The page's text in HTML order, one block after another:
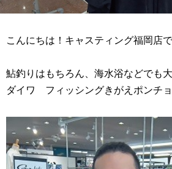
こんにちは！キャスティング福岡店で
鮎釣りはもちろん、海水浴などでも大
ダイワ フィッシングきがえポンチョ